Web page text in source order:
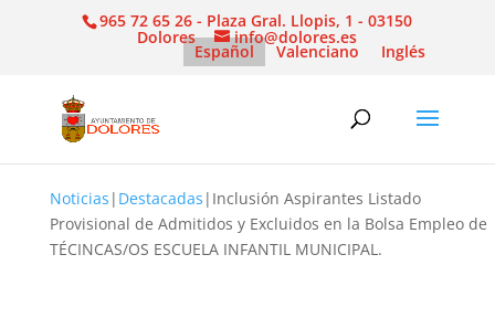
965 72 65 26 - Plaza Gral. Llopis, 1 - 03150
Dolores info@dolores.es
Español Valenciano Inglés
Noticias | Destacadas | Inclusión Aspirantes Listado
Provisional de Admitidos y Excluidos en la Bolsa Empleo de
TÉCINCAS/OS ESCUELA INFANTIL MUNICIPAL.